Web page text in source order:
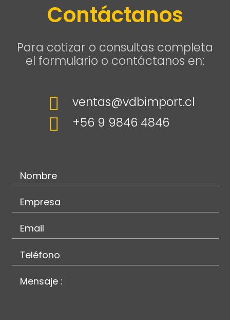
Contáctanos
Para cotizar o consultas completa
el formulario o contáctanos en:
 ventas@vdbimport.cl
 +56 9 9846 4846